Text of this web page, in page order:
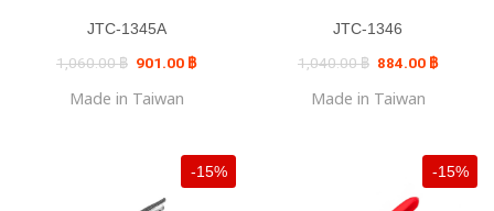
JTC-1345A
1,060.00฿ Original
price
1,060.00 ฿.
901.00 ฿Current
price
Made in Taiwan
JTC-1346
1,040.00฿ Original
price
1,040.00 ฿.
884.00 ฿Current
price
Made in Taiwan
-15% -15%